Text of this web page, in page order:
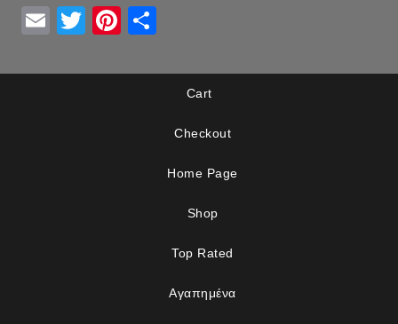
EmailTwitterPinterest
Cart
Checkout
Home Page
Shop
Top Rated
Αγαπημένα